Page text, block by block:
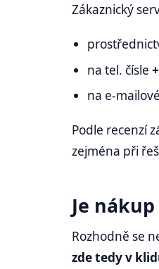
Zákaznický
na tel. čísle
na e-
Podle recenzí
zejména při
Je
Rozhodně se
zde tedy v